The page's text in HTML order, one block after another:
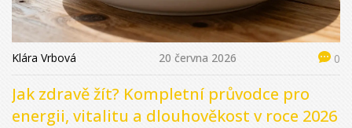
Klára Vrbová 20 června 2026 0
Jak zdravě žít? Kompletní průvodce pro
energii, vitalitu a dlouhověkost v roce 2026